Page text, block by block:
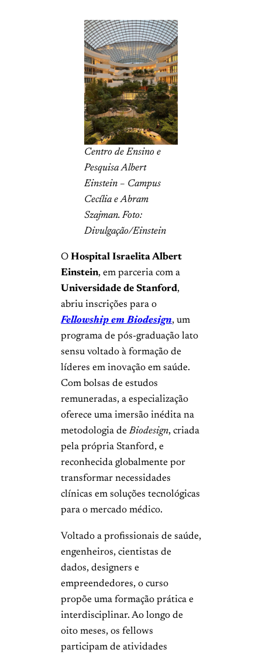
Centro de Ensino e
Pesquisa Albert
Einstein – Campus
Cecília e Abram
Szajman. Foto:
Divulgação/Einstein
O Hospital Israelita Albert
Einstein, em parceria com a
Universidade de Stanford,
abriu inscrições para o
Fellowship em Biodesign, um
programa de pós-graduação lato
sensu voltado à formação de
líderes em inovação em saúde.
Com bolsas de estudos
remuneradas, a especialização
oferece uma imersão inédita na
metodologia deBiodesign, criada
pela própria Stanford, e
reconhecida globalmente por
transformar necessidades
clínicas em soluções tecnológicas
para o mercado médico.
Voltado a profissionais de saúde,
engenheiros, cientistas de
dados, designers e
empreendedores, o curso
propõe uma formação prática e
interdisciplinar. Ao longo de
oito meses, os fellows
participam de atividades